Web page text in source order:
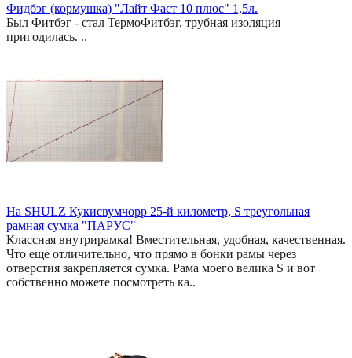
Фидбэг (кормушка) "Лайт Фаст 10 плюс" 1,5л.
Был Фитбэг - стал ТермоФитбэг, трубная изоляция
пригодилась. ..
На SHULZ Кукисвумчорр 25-й километр, S треугольная
рамная сумка "ПАРУС"
Классная внутрирамка! Вместительная, удобная, качественная.
Что еще отличительно, что прямо в бонки рамы через
отверстия закрепляется сумка. Рама моего велика S и вот
собственно можете посмотреть ка..